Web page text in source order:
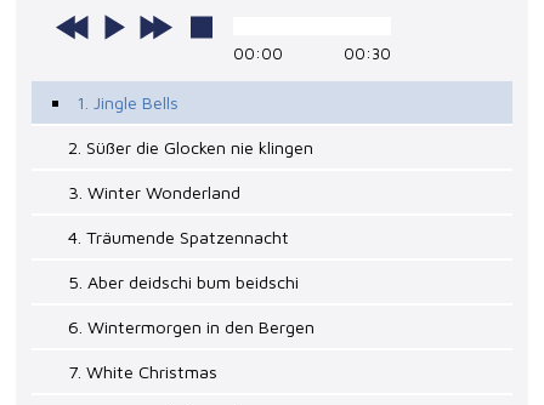
00:00 00:30
1. Jingle Bells
2. Süßer die Glocken nie klingen
3. Winter Wonderland
4. Träumende Spatzennacht
5. Aber deidschi bum beidschi
6. Wintermorgen in den Bergen
7. White Christmas